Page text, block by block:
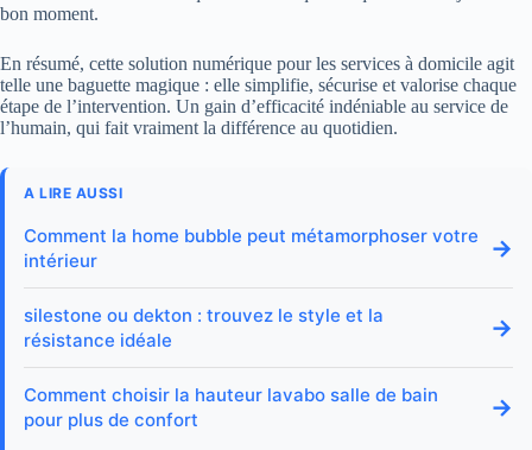
bon moment.
En résumé, cette solution numérique pour les services à domicile agit
telle une baguette magique : elle simplifie, sécurise et valorise chaque
étape de l’intervention. Un gain d’efficacité indéniable au service de
l’humain, qui fait vraiment la différence au quotidien.
A LIRE AUSSI
Comment la home bubble peut métamorphoser votre
intérieur
→
silestone ou dekton : trouvez le style et la
résistance idéale
→
Comment choisir la hauteur lavabo salle de bain
pour plus de confort
→